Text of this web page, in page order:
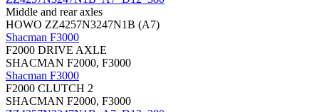
Middle and rear axles
HOWO ZZ4257N3247N1B (A7)
Shacman F3000
F2000 DRIVE AXLE
SHACMAN F2000, F3000
Shacman F3000
F2000 CLUTCH 2
SHACMAN F2000, F3000